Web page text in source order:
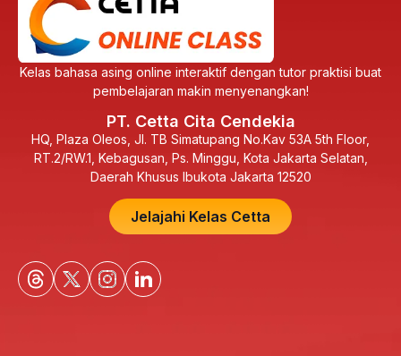
Kelas bahasa asing online interaktif dengan tutor praktisi buat
pembelajaran makin menyenangkan!
PT. Cetta Cita Cendekia
HQ, Plaza Oleos, Jl. TB Simatupang No.Kav 53A 5th Floor,
RT.2/RW.1, Kebagusan, Ps. Minggu, Kota Jakarta Selatan,
Daerah Khusus Ibukota Jakarta 12520
Jelajahi Kelas Cetta